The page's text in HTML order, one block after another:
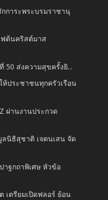
การะพระบรมราชานุ
ฟต้นคริสต์มาส
50 ส่งความสุขครั้งยิ...
ประชาชนทุกครัวเรือน
ผ่านงานประกวด
นิธิสุชาติ เจตนเสน จัด
าฐกถาพิเศษ หัวข้อ
เตรียมเปิดฟลอร์ ย้อน